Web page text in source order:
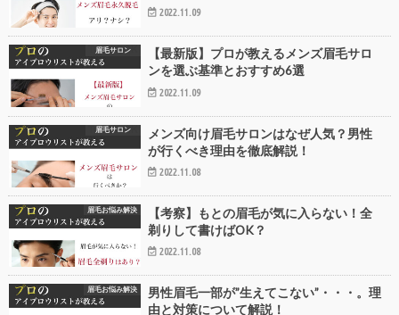
2022.11.09
眉毛サロン
【最新版】プロが教えるメンズ眉毛サロ
ンを選ぶ基準とおすすめ6選
2022.11.09
眉毛サロン
メンズ向け眉毛サロンはなぜ人気？男性
が行くべき理由を徹底解説！
2022.11.08
眉毛お悩み解決
【考察】もとの眉毛が気に入らない！全
剃りして書けばOK？
2022.11.08
眉毛お悩み解決
男性眉毛一部が”生えてこない”・・・。理
由と対策について解説！